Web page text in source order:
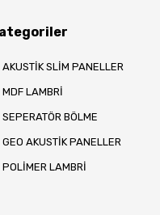
AKUSTİK SLİM PANELLER
MDF LAMBRİ
SEPERATÖR BÖLME
GEO AKUSTİK PANELLER
POLİMER LAMBRİ